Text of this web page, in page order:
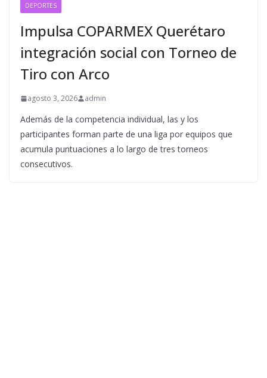
DEPORTES
Impulsa COPARMEX Querétaro
integración social con Torneo de
Tiro con Arco
agosto 3, 2026 admin
Además de la competencia individual, las y los
participantes forman parte de una liga por equipos que
acumula puntuaciones a lo largo de tres torneos
consecutivos.